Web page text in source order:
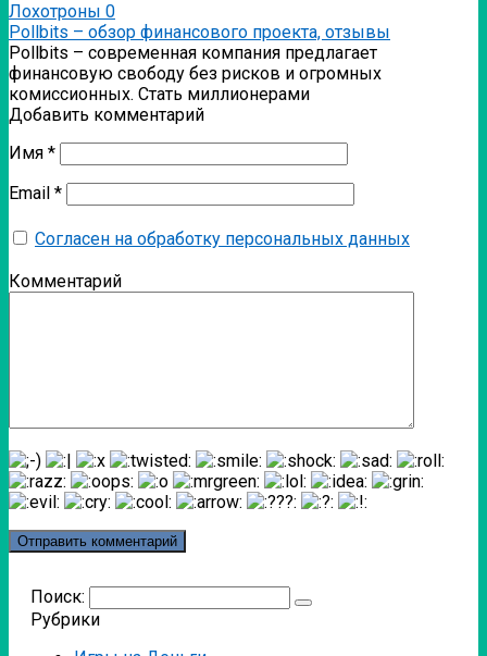
Лохотроны 0
Pollbits – обзор финансового проекта, отзывы
Pollbits – современная компания предлагает
финансовую свободу без рисков и огромных
комиссионных. Стать миллионерами
Добавить комментарий
Имя *
Email *
Согласен на обработку персональных данных
Комментарий
Поиск:
Рубрики